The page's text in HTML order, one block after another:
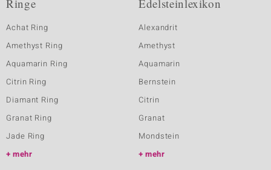
Ringe
Achat Ring
Amethyst Ring
Aquamarin Ring
Citrin Ring
Diamant Ring
Granat Ring
Jade Ring
mehr
Edelsteinlexikon
Alexandrit
Amethyst
Aquamarin
Bernstein
Citrin
Granat
Mondstein
mehr